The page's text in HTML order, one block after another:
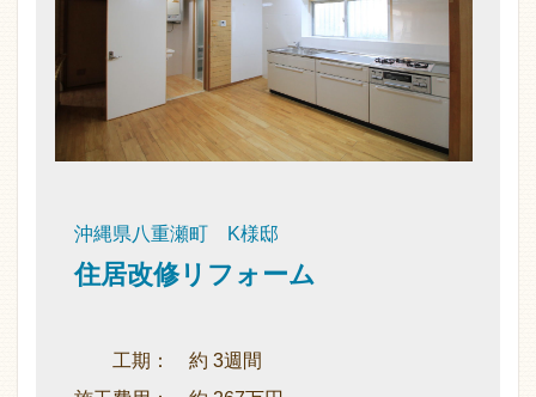
沖縄県八重瀬町 K様邸
住居改修リフォーム
工期： 約 3週間